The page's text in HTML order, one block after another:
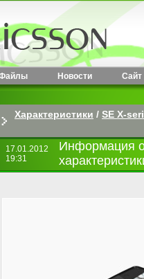
Новости Сайт
Характеристики / SE X-
17.01.2012
19:31
Информация